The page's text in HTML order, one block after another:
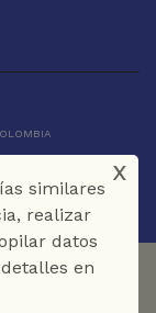
similares
realizar
datos
en
x